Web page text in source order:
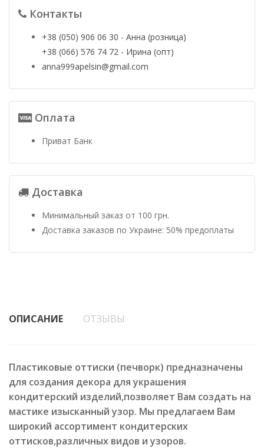
Контакты
+38 (050) 906 06 30 - Анна (розница)
+38 (066) 576 74 72 - Ирина (опт)
anna999apelsin@gmail.com
Оплата
Приват Банк
Доставка
Минимальный заказ от 100 грн.
Доставка заказов по Украине: 50% предоплаты
ОПИСАНИЕ ОТЗЫВЫ
Пластиковые оттиски (печворк) предназначены
для создания декора для украшения
кондитерский изделий,позволяет Вам создать на
мастике изысканный узор. Мы предлагаем Вам
широкий ассортимент кондитерских
оттисков,различных видов и узоров.